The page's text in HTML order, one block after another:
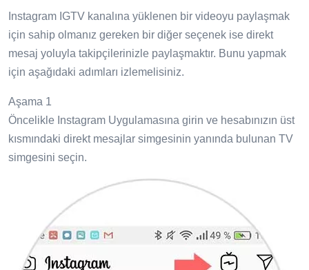
Instagram IGTV kanalına yüklenen bir videoyu paylaşmak
için sahip olmanız gereken bir diğer seçenek ise direkt
mesaj yoluyla takipçilerinizle paylaşmaktır. Bunu yapmak
için aşağıdaki adımları izlemelisiniz.
Aşama 1
Öncelikle Instagram Uygulamasına girin ve hesabınızın üst
kısmındaki direkt mesajlar simgesinin yanında bulunan TV
simgesini seçin.